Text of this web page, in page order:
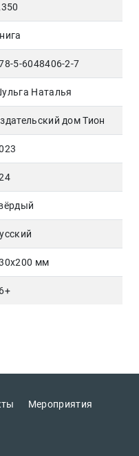
5-6048406-2-7
Наталья
дом Тион
мм
Мероприятия